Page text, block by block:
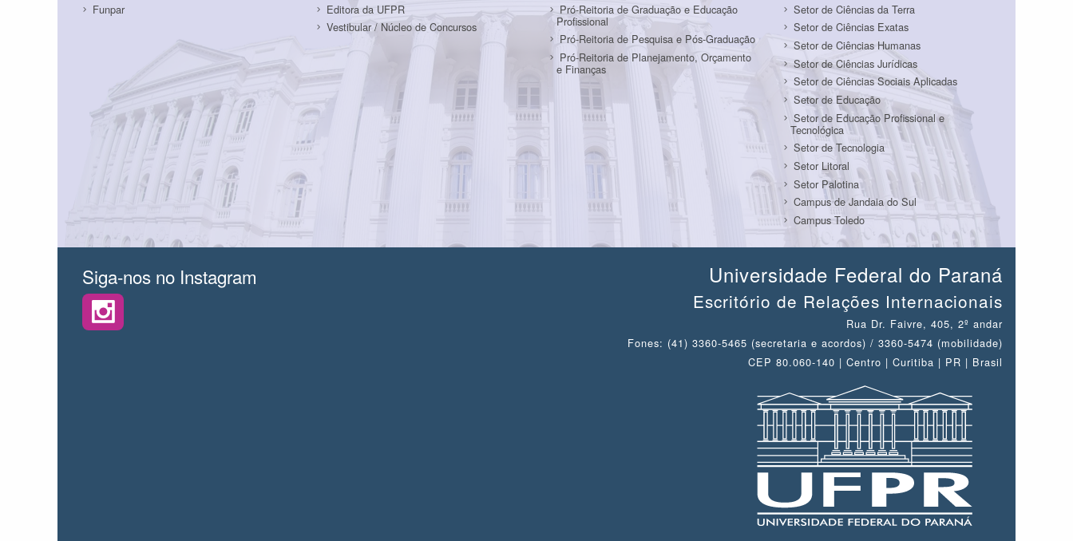
Funpar
Editora da UFPR
Vestibular / Núcleo de Concursos
Pró-Reitoria de Graduação e Educação
Profissional
Pró-Reitoria de Pesquisa e Pós-Graduação
Pró-Reitoria de Planejamento, Orçamento
e Finanças
Setor de Ciências da Terra
Setor de Ciências Exatas
Setor de Ciências Humanas
Setor de Ciências Jurídicas
Setor de Ciências Sociais Aplicadas
Setor de Educação
Setor de Educação Profissional e
Tecnológica
Setor de Tecnologia
Setor Litoral
Setor Palotina
Campus de Jandaia do Sul
Campus Toledo
Siga-nos no Instagram Universidade Federal do Paraná
Escritório de Relações Internacionais
Rua Dr. Faivre, 405, 2º andar
Fones: (41) 3360-5465 (secretaria e acordos) / 3360-5474 (mobilidade)
CEP 80.060-140 | Centro | Curitiba | PR | Brasil